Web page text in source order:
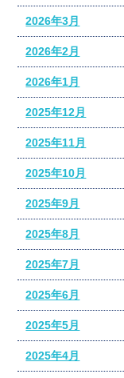
2026年3月
2026年2月
2026年1月
2025年12月
2025年11月
2025年10月
2025年9月
2025年8月
2025年7月
2025年6月
2025年5月
2025年4月